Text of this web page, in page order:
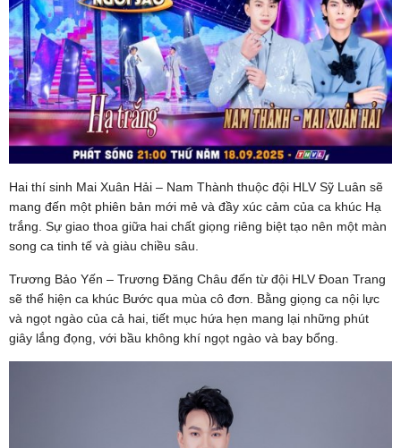
Hai thí sinh Mai Xuân Hải – Nam Thành thuộc đội HLV Sỹ Luân sẽ
mang đến một phiên bản mới mẻ và đầy xúc cảm của ca khúc Hạ
trắng. Sự giao thoa giữa hai chất giọng riêng biệt tạo nên một màn
song ca tinh tế và giàu chiều sâu.
Trương Bảo Yến – Trương Đăng Châu đến từ đội HLV Đoan Trang
sẽ thể hiện ca khúc Bước qua mùa cô đơn. Bằng giọng ca nội lực
và ngọt ngào của cả hai, tiết mục hứa hẹn mang lại những phút
giây lắng đọng, với bầu không khí ngọt ngào và bay bổng.